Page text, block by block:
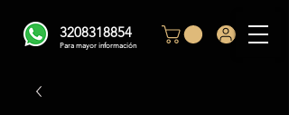
3208318854
Para mayor información